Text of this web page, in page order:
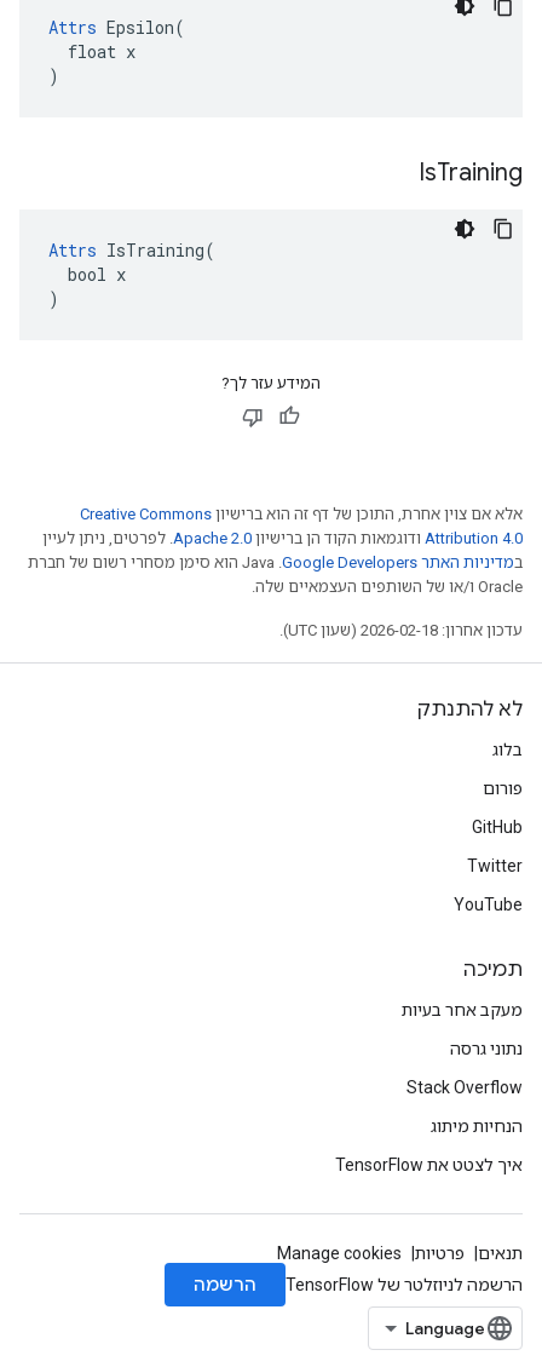
Attrs Epsilon(
  float x
)
IsTraining
Attrs IsTraining(
  bool x
)
המידע עזר לך?
אלא אם צוין אחרת, התוכן של דף זה הוא ברישיון Creative Commons
Attribution 4.0 ודוגמאות הקוד הן ברישיון Apache 2.0. לפרטים, ניתן לעיין
במדיניות האתר Google Developers‏
.‏ Java הוא סימן מסחרי רשום של חברת
Oracle ו/או של השותפים העצמאיים שלה.
עדכון אחרון: 2026-02-18 (שעון UTC).
לא להתנתק
בלוג
פורום
GitHub
Twitter
YouTube
תמיכה
מעקב אחר בעיות
נתוני גרסה
Stack Overflow
הנחיות מיתוג
איך לצטט את TensorFlow
תנאים פרטיות
Manage cookies
הרשמה לניוזלטר של TensorFlow
הרשמה